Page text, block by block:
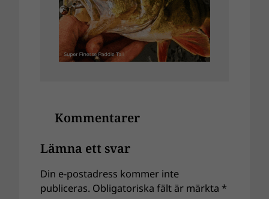
Kommentarer
Lämna ett svar
Din e-postadress kommer inte
publiceras. Obligatoriska fält är märkta *